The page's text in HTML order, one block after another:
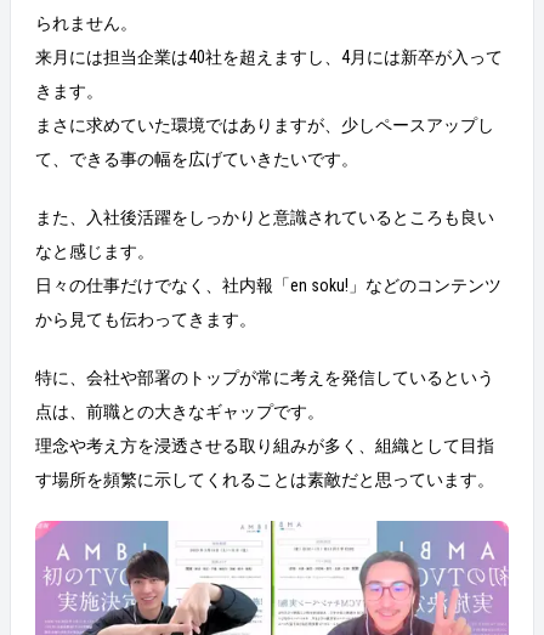
られません。
来月には担当企業は40社を超えますし、4月には新卒が入って
きます。
まさに求めていた環境ではありますが、少しペースアップし
て、できる事の幅を広げていきたいです。
また、入社後活躍をしっかりと意識されているところも良い
なと感じます。
日々の仕事だけでなく、社内報「en soku!」などのコンテンツ
から見ても伝わってきます。
特に、会社や部署のトップが常に考えを発信しているという
点は、前職との大きなギャップです。
理念や考え方を浸透させる取り組みが多く、組織として目指
す場所を頻繁に示してくれることは素敵だと思っています。